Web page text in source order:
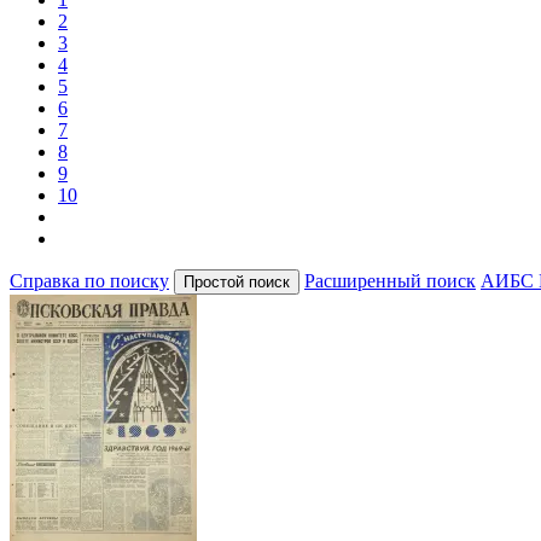
2
3
4
5
6
7
8
9
10
Справка по поиску Расширенный поиск АИБС